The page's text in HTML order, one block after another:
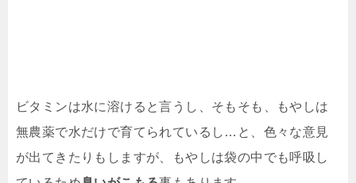
ビタミンは水に溶けると言うし、そもそも、もやしは
無農薬で水だけで育てられているし…と、色々な意見
が出てきたりもしますが、もやしは袋の中でも呼吸し